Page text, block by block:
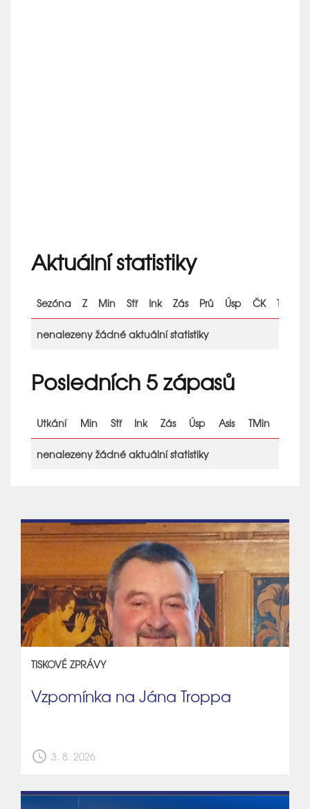
Aktuální statistiky
Sezóna Z Min Stř Ink Zás Prů Úsp ČK TMin
nenalezeny žádné aktuální statistiky
Posledních 5 zápasů
Utkání Min Stř Ink Zás Úsp Asis TMin
nenalezeny žádné aktuální statistiky
TISKOVÉ ZPRÁVY
Vzpomínka na Jána Troppa
schedule 3. 8. 2026